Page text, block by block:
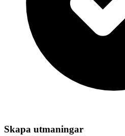
Skapa utmaningar